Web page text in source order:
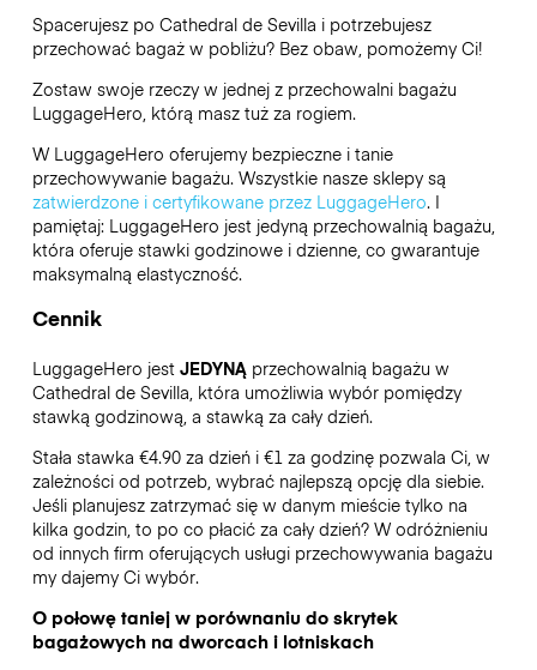
Spacerujesz po Cathedral de Sevilla i potrzebujesz
przechować bagaż w pobliżu? Bez obaw, pomożemy Ci!
Zostaw swoje rzeczy w jednej z przechowalni bagażu
LuggageHero, którą masz tuż za rogiem.
W LuggageHero oferujemy bezpieczne i tanie
przechowywanie bagażu. Wszystkie nasze sklepy są
zatwierdzone i certyfikowane przez LuggageHero. I
pamiętaj: LuggageHero jest jedyną przechowalnią bagażu,
która oferuje stawki godzinowe i dzienne, co gwarantuje
maksymalną elastyczność.
Cennik
LuggageHero jest JEDYNĄprzechowalnią bagażu w
Cathedral de Sevilla, która umożliwia wybór pomiędzy
stawką godzinową, a stawką za cały dzień.
Stała stawka €4.90 za dzień i €1 za godzinę pozwala Ci, w
zależności od potrzeb, wybrać najlepszą opcję dla siebie.
Jeśli planujesz zatrzymać się w danym mieście tylko na
kilka godzin, to po co płacić za cały dzień? W odróżnieniu
od innych firm oferujących usługi przechowywania bagażu
my dajemy Ci wybór.
O połowę taniej w porównaniu do skrytek
bagażowych na dworcach i lotniskach